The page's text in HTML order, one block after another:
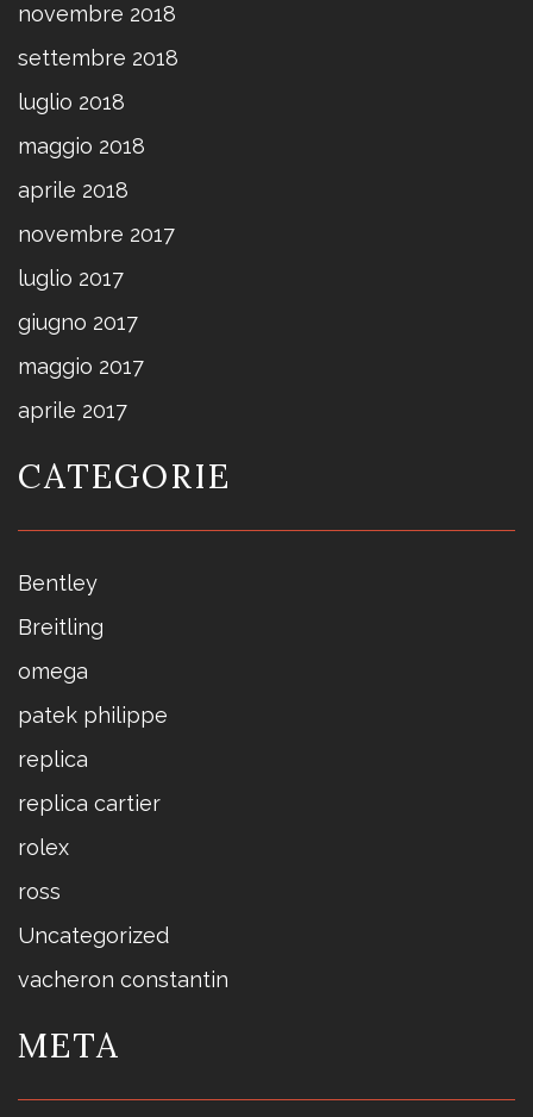
novembre 2018
settembre 2018
luglio 2018
maggio 2018
aprile 2018
novembre 2017
luglio 2017
giugno 2017
maggio 2017
aprile 2017
CATEGORIE
Bentley
Breitling
omega
patek philippe
replica
replica cartier
rolex
ross
Uncategorized
vacheron constantin
META